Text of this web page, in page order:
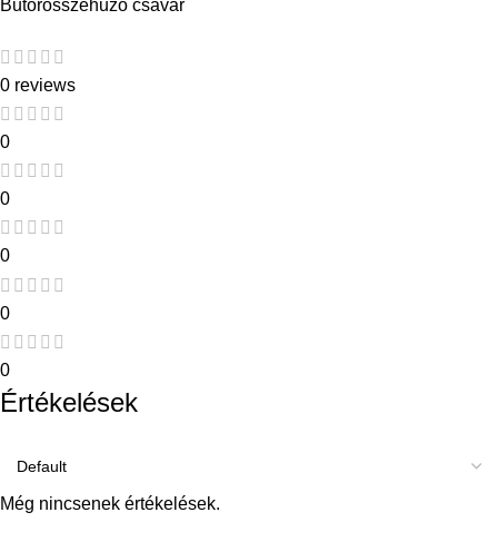
Butorosszehuzo csavar
0 reviews
0
0
0
0
0
Értékelések
Még nincsenek értékelések.